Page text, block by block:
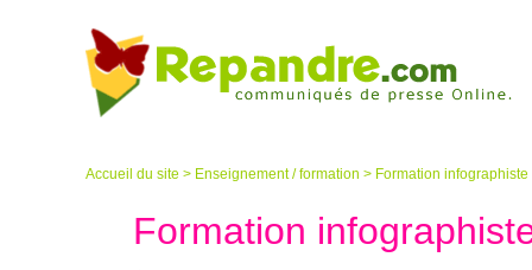
Accueil du site > Enseignement / formation > Formation infographiste
Formation